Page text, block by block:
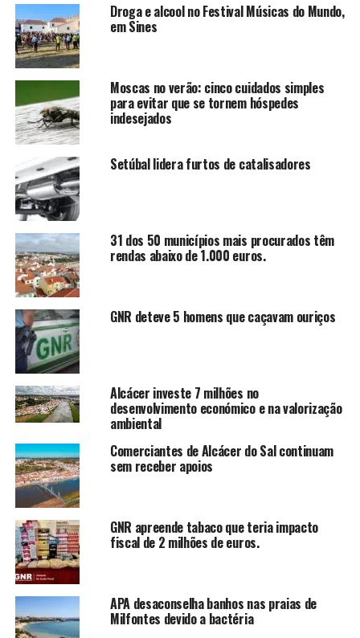
Droga e alcool no Festival Músicas do Mundo,
em Sines
Moscas no verão: cinco cuidados simples
para evitar que se tornem hóspedes
indesejados
Setúbal lidera furtos de catalisadores
31 dos 50 municípios mais procurados têm
rendas abaixo de 1.000 euros.
GNR deteve 5 homens que caçavam ouriços
Alcácer investe 7 milhões no
desenvolvimento económico e na valorização
ambiental
Comerciantes de Alcácer do Sal continuam
sem receber apoios
GNR apreende tabaco que teria impacto
fiscal de 2 milhões de euros.
APA desaconselha banhos nas praias de
Milfontes devido a bactéria